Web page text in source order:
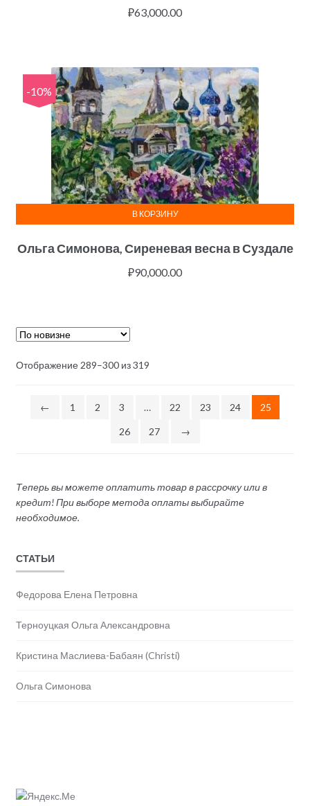
₽63,000.00
-10%
Ольга Симонова, Сиреневая весна в Суздале
₽90,000.00
В КОРЗИНУ
Отображение 289–300 из 319
← 1 2 3 … 22 23 24 25
26 27 →
Теперь вы можете оплатить товар в рассрочку или в
кредит! При выборе метода оплаты выбирайте
необходимое.
СТАТЬИ
Федорова Елена Петровна
Терноуцкая Ольга Александровна
Кристина Маслиева-Бабаян (Christi)
Ольга Симонова